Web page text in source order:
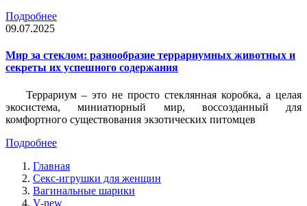
Подробнее
09.07.2025
Мир за стеклом: разнообразие террариумных животных и
секреты их успешного содержания
Террариум – это не просто стеклянная коробка, а целая
экосистема, миниатюрный мир, воссозданный для
комфортного существования экзотических питомцев
Подробнее
Главная
Секс-игрушки для женщин
Вагинальные шарики
V-new